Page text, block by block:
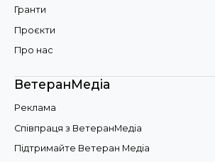
Гранти
Проєкти
Про нас
ВетеранМедіа
Реклама
Співпраця з ВетеранМедіа
Підтримайте Ветеран Медіа